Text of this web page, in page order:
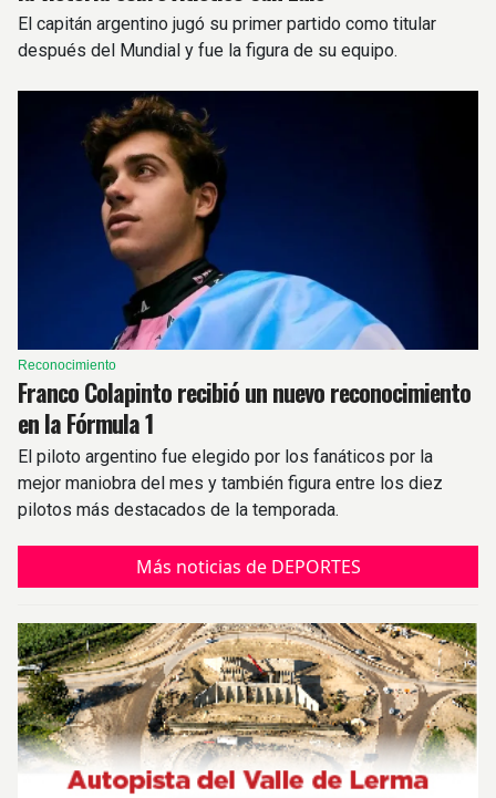
El capitán argentino jugó su primer partido como titular
después del Mundial y fue la figura de su equipo.
Reconocimiento
Franco Colapinto recibió un nuevo reconocimiento
en la Fórmula 1
El piloto argentino fue elegido por los fanáticos por la
mejor maniobra del mes y también figura entre los diez
pilotos más destacados de la temporada.
Más noticias de DEPORTES